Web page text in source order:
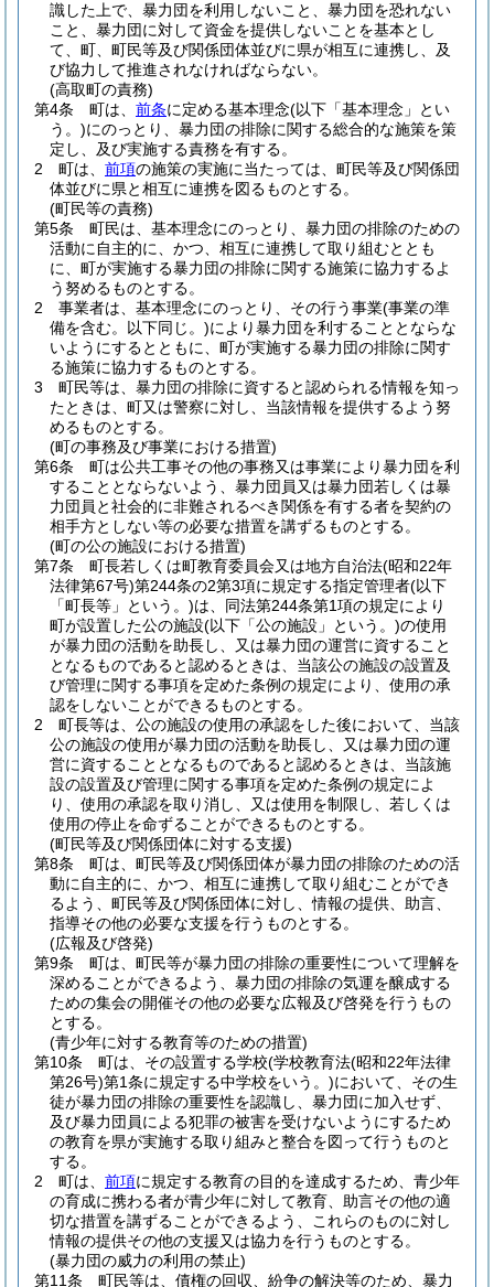
識した上で、暴力団を利用しないこと、暴力団を恐れない
こと、暴力団に対して資金を提供しないことを基本とし
て、町、町民等及び関係団体並びに県が相互に連携し、及
び協力して推進されなければならない。
(高取町の責務)
第4条
町は、 前条に定める基本理念(以下「基本理念」とい
う。)にのっとり、暴力団の排除に関する総合的な施策を策
定し、及び実施する責務を有する。
2
町は、 前項の施策の実施に当たっては、町民等及び関係団
体並びに県と相互に連携を図るものとする。
(町民等の責務)
第5条
町民は、基本理念にのっとり、暴力団の排除のための
活動に自主的に、かつ、相互に連携して取り組むととも
に、町が実施する暴力団の排除に関する施策に協力するよ
う努めるものとする。
2
事業者は、基本理念にのっとり、その行う事業(事業の準
備を含む。以下同じ。)により暴力団を利することとならな
いようにするとともに、町が実施する暴力団の排除に関す
る施策に協力するものとする。
3
町民等は、暴力団の排除に資すると認められる情報を知っ
たときは、町又は警察に対し、当該情報を提供するよう努
めるものとする。
(町の事務及び事業における措置)
第6条
町は公共工事その他の事務又は事業により暴力団を利
することとならないよう、暴力団員又は暴力団若しくは暴
力団員と社会的に非難されるべき関係を有する者を契約の
相手方としない等の必要な措置を講ずるものとする。
(町の公の施設における措置)
第7条
町長若しくは町教育委員会又は地方自治法(昭和22年
法律第67号)第244条の2第3項に規定する指定管理者(以下
「町長等」という。)は、同法第244条第1項の規定により
町が設置した公の施設(以下「公の施設」という。)の使用
が暴力団の活動を助長し、又は暴力団の運営に資すること
となるものであると認めるときは、当該公の施設の設置及
び管理に関する事項を定めた条例の規定により、使用の承
認をしないことができるものとする。
2
町長等は、公の施設の使用の承認をした後において、当該
公の施設の使用が暴力団の活動を助長し、又は暴力団の運
営に資することとなるものであると認めるときは、当該施
設の設置及び管理に関する事項を定めた条例の規定によ
り、使用の承認を取り消し、又は使用を制限し、若しくは
使用の停止を命ずることができるものとする。
(町民等及び関係団体に対する支援)
第8条
町は、町民等及び関係団体が暴力団の排除のための活
動に自主的に、かつ、相互に連携して取り組むことができ
るよう、町民等及び関係団体に対し、情報の提供、助言、
指導その他の必要な支援を行うものとする。
(広報及び啓発)
第9条
町は、町民等が暴力団の排除の重要性について理解を
深めることができるよう、暴力団の排除の気運を醸成する
ための集会の開催その他の必要な広報及び啓発を行うもの
とする。
(青少年に対する教育等のための措置)
第10条
町は、その設置する学校(学校教育法(昭和22年法律
第26号)第1条に規定する中学校をいう。)において、その生
徒が暴力団の排除の重要性を認識し、暴力団に加入せず、
及び暴力団員による犯罪の被害を受けないようにするため
の教育を県が実施する取り組みと整合を図って行うものと
する。
2
町は、 前項に規定する教育の目的を達成するため、青少年
の育成に携わる者が青少年に対して教育、助言その他の適
切な措置を講ずることができるよう、これらのものに対し
情報の提供その他の支援又は協力を行うものとする。
(暴力団の威力の利用の禁止)
第11条
町民等は、債権の回収、紛争の解決等のため、暴力